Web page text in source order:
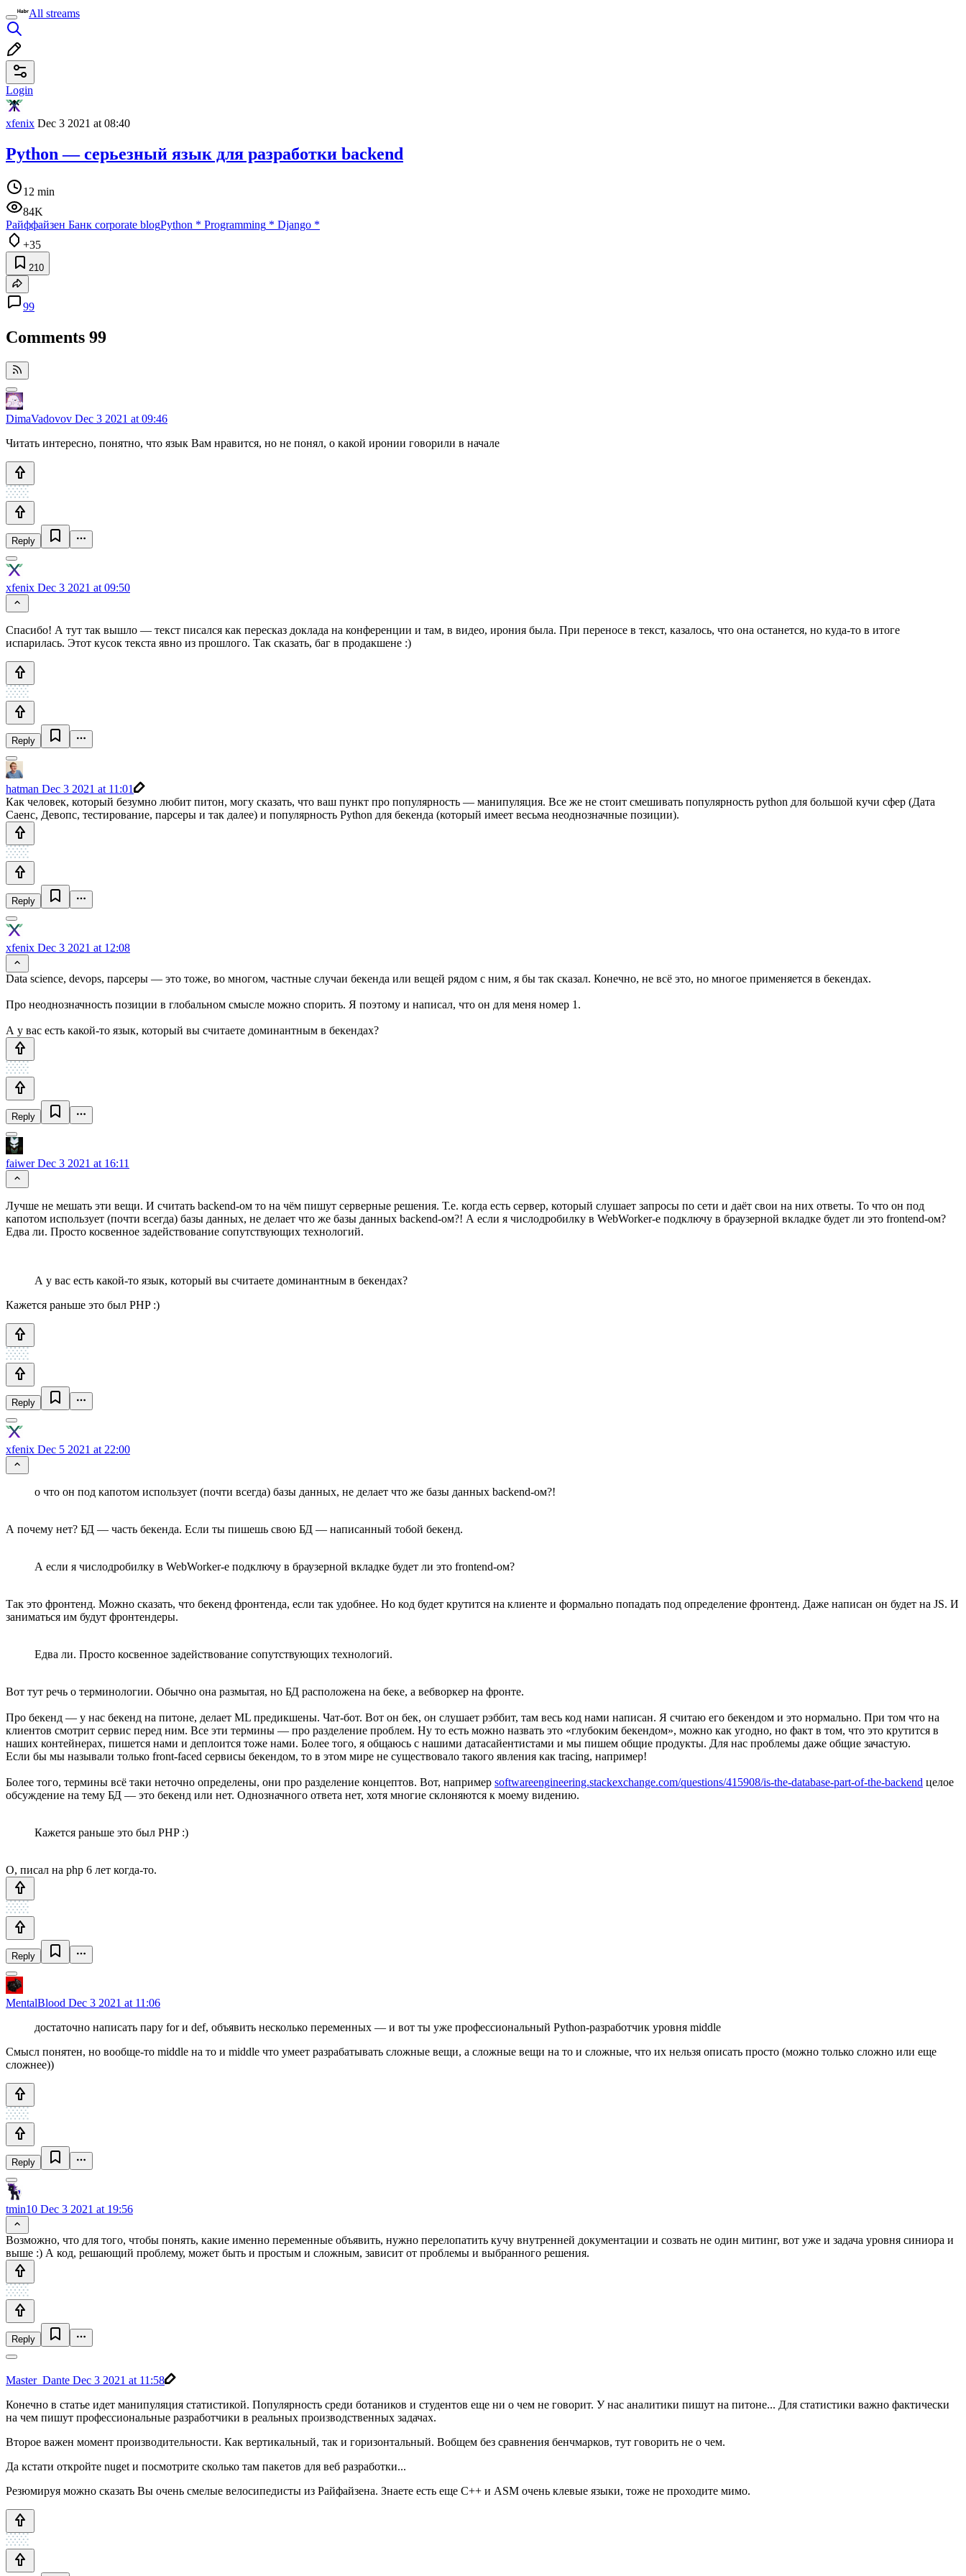
All streams
Login
xfenix Dec 3 2021 at 08:40
Python — серьезный язык для разработки backend
12 min
84K
Райффайзен Банк corporate blogPython * Programming * Django *
+35
210
99
Comments 99
DimaVadovov Dec 3 2021 at 09:46
Читать интересно, понятно, что язык Вам нравится, но не понял, о какой иронии говорили в начале
Reply
xfenix Dec 3 2021 at 09:50
Спасибо! А тут так вышло — текст писался как пересказ доклада на конференции и там, в видео, ирония была. При переносе в текст, казалось, что она останется, но куда-то в итоге
испарилась. Этот кусок текста явно из прошлого. Так сказать, баг в продакшене :)
Reply
hatman Dec 3 2021 at 11:01
Как человек, который безумно любит питон, могу сказать, что ваш пункт про популярность — манипуляция. Все же не стоит смешивать популярность python для большой кучи сфер (Дата
Саенс, Девопс, тестирование, парсеры и так далее) и популярность Python для бекенда (который имеет весьма неоднозначные позиции).
Reply
xfenix Dec 3 2021 at 12:08
Data science, devops, парсеры — это тоже, во многом, частные случаи бекенда или вещей рядом с ним, я бы так сказал. Конечно, не всё это, но многое применяется в бекендах.
Про неоднозначность позиции в глобальном смысле можно спорить. Я поэтому и написал, что он для меня номер 1.
А у вас есть какой-то язык, который вы считаете доминантным в бекендах?
Reply
faiwerDec 3 2021 at 16:11
Лучше не мешать эти вещи. И считать backend-ом то на чём пишут серверные решения. Т.е. когда есть сервер, который слушает запросы по сети и даёт свои на них ответы. То что он под
капотом использует (почти всегда) базы данных, не делает что же базы данных backend-ом?! А если я числодробилку в WebWorker-е подключу в браузерной вкладке будет ли это frontend-ом?
Едва ли. Просто косвенное задействование сопутствующих технологий.
А у вас есть какой-то язык, который вы считаете доминантным в бекендах?
Кажется раньше это был PHP :)
Reply
xfenix Dec 5 2021 at 22:00
о что он под капотом использует (почти всегда) базы данных, не делает что же базы данных backend-ом?!
А почему нет? БД — часть бекенда. Если ты пишешь свою БД — написанный тобой бекенд.
А если я числодробилку в WebWorker-е подключу в браузерной вкладке будет ли это frontend-ом?
Так это фронтенд. Можно сказать, что бекенд фронтенда, если так удобнее. Но код будет крутится на клиенте и формально попадать под определение фронтенд. Даже написан он будет на JS. И
заниматься им будут фронтендеры.
Едва ли. Просто косвенное задействование сопутствующих технологий.
Вот тут речь о терминологии. Обычно она размытая, но БД расположена на беке, а вебворкер на фронте.
Про бекенд — у нас бекенд на питоне, делает ML предикшены. Чат-бот. Вот он бек, он слушает рэббит, там весь код нами написан. Я считаю его бекендом и это нормально. При том что на
клиентов смотрит сервис перед ним. Все эти термины — про разделение проблем. Ну то есть можно назвать это «глубоким бекендом», можно как угодно, но факт в том, что это крутится в
наших контейнерах, пишется нами и деплоится тоже нами. Более того, я общаюсь с нашими датасайентистами и мы пишем общие продукты. Для нас проблемы даже общие зачастую.
Если бы мы называли только front-faced сервисы бекендом, то в этом мире не существовало такого явления как tracing, например!
Более того, термины всё таки неточно определены, они про разделение концептов. Вот, например softwareengineering.stackexchange.com/questions/415908/is-the-database-part-of-the-backend целое
обсуждение на тему БД — это бекенд или нет. Однозначного ответа нет, хотя многие склоняются к моему видению.
Кажется раньше это был PHP :)
О, писал на php 6 лет когда-то.
Reply
MentalBlood Dec 3 2021 at 11:06
достаточно написать пару for и def, объявить несколько переменных — и вот ты уже профессиональный Python-разработчик уровня middle
Смысл понятен, но вообще-то middle на то и middle что умеет разрабатывать сложные вещи, а сложные вещи на то и сложные, что их нельзя описать просто (можно только сложно или еще
сложнее))
Reply
tmin10 Dec 3 2021 at 19:56
Возможно, что для того, чтобы понять, какие именно переменные объявить, нужно перелопатить кучу внутренней документации и созвать не один митинг, вот уже и задача уровня синиора и
выше :) А код, решающий проблему, может быть и простым и сложным, зависит от проблемы и выбранного решения.
Reply
Master_Dante Dec 3 2021 at 11:58
Конечно в статье идет манипуляция статистикой. Популярность среди ботаников и студентов еще ни о чем не говорит. У нас аналитики пишут на питоне... Для статистики важно фактически
на чем пишут профессиональные разработчики в реальных производственных задачах.
Второе важен момент производительности. Как вертикальный, так и горизонтальный. Вобщем без сравнения бенчмарков, тут говорить не о чем.
Да кстати откройте nuget и посмотрите сколько там пакетов для веб разработки...
Резюмируя можно сказать Вы очень смелые велосипедисты из Райфайзена. Знаете есть еще С++ и ASM очень клевые языки, тоже не проходите мимо.